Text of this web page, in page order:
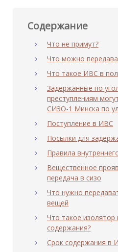
Содержание
Что не примут?
Что можно
Что такое ИВС в
Задержанные по
преступлениям
СИЗО-1 Минска по
Поступление в ИВС
Посылки для
Правила
Вещественное
передача в сизо
Что нужно
вещей
Что такое изолятор
содержания?
Срок содержания в